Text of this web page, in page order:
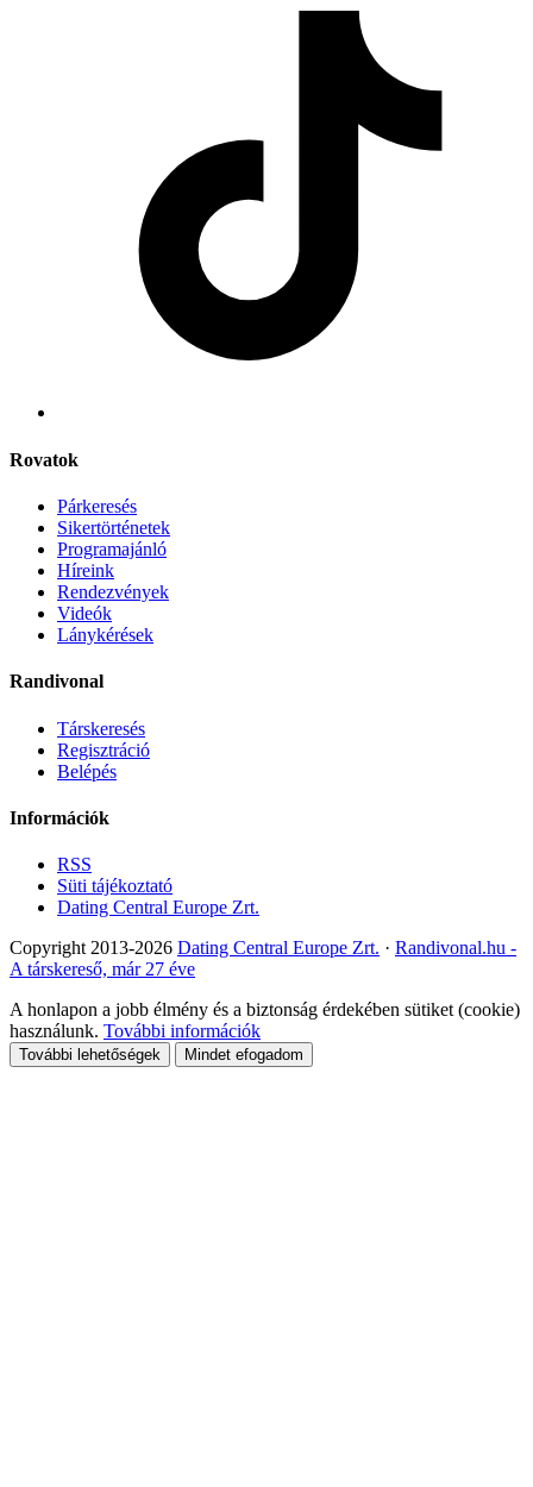
Rovatok
Párkeresés
Sikertörténetek
Programajánló
Híreink
Rendezvények
Videók
Lánykérések
Randivonal
Társkeresés
Regisztráció
Belépés
Információk
RSS
Süti tájékoztató
Dating Central Europe Zrt.
Copyright 2013-2026 Dating Central Europe Zrt. · Randivonal.hu -
A társkereső, már 27 éve
A honlapon a jobb élmény és a biztonság érdekében sütiket (cookie)
használunk. További információk
További lehetőségek Mindet efogadom